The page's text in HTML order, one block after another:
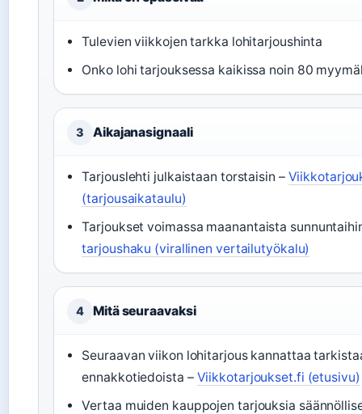
Tulevien viikkojen tarkka lohitarjoushinta
Onko lohi tarjouksessa kaikissa noin 80
3 Aikajanasignaali
Tarjouslehti julkaistaan torstaisin –
(tarjousaikataulu)
Tarjoukset voimassa maanantaista
tarjoushaku (virallinen vertailutyökalu)
4 Mitä seuraavaksi
Seuraavan viikon lohitarjous kannattaa
ennakkotiedoista – Viikkotarjoukset.fi (etusivu)
Vertaa muiden kauppojen tarjouksia